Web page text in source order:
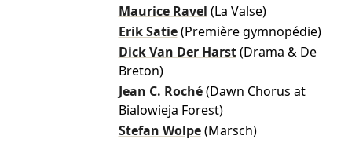
Maurice Ravel (La Valse)
Erik Satie (Première gymnopédie)
Dick Van Der Harst (Drama & De
Breton)
Jean C. Roché (Dawn Chorus at
Bialowieja Forest)
Stefan Wolpe (Marsch)